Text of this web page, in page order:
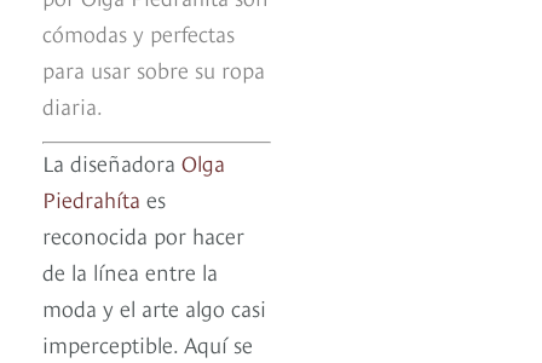
cómodas y perfectas
para usar sobre su ropa
diaria.
La diseñadora Olga
Piedrahíta es
reconocida por hacer
de la línea entre la
moda y el arte algo casi
imperceptible. Aquí se